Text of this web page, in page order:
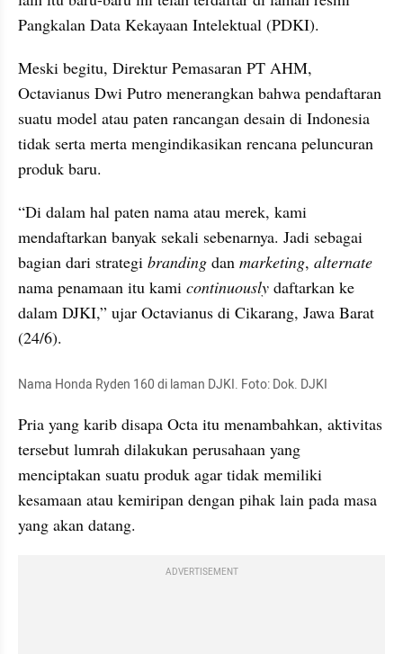
Pangkalan Data Kekayaan Intelektual (PDKI).
Meski begitu, Direktur Pemasaran PT AHM,
Octavianus Dwi Putro menerangkan bahwa pendaftaran
suatu model atau paten rancangan desain di Indonesia
tidak serta merta mengindikasikan rencana peluncuran
produk baru.
“Di dalam hal paten nama atau merek, kami
mendaftarkan banyak sekali sebenarnya. Jadi sebagai
bagian dari strategi branding dan marketing, alternate
nama penamaan itu kami continuously daftarkan ke
dalam DJKI,” ujar Octavianus di Cikarang, Jawa Barat
(24/6).
Nama Honda Ryden 160 di laman DJKI. Foto: Dok. DJKI
Pria yang karib disapa Octa itu menambahkan, aktivitas
tersebut lumrah dilakukan perusahaan yang
menciptakan suatu produk agar tidak memiliki
kesamaan atau kemiripan dengan pihak lain pada masa
yang akan datang.
ADVERTISEMENT